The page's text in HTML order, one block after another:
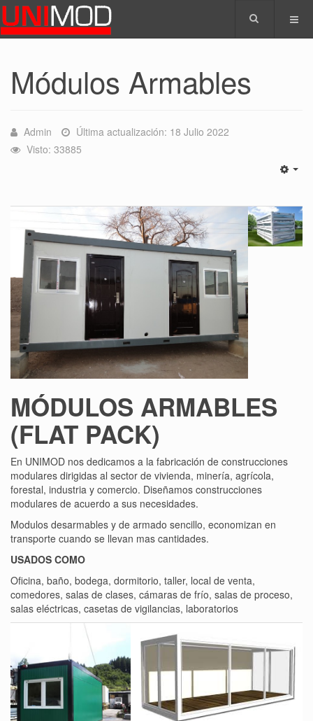
Módulos Armables
Admin
Última actualización: 18 Julio 2022
Visto: 33885
MÓDULOS ARMABLES
(FLAT PACK)
En UNIMOD nos dedicamos a la fabricación de construcciones
modulares dirigidas al sector de vivienda, minería, agrícola,
forestal, industria y comercio. Diseñamos construcciones
modulares de acuerdo a sus necesidades.
Modulos desarmables y de armado sencillo, economizan en
transporte cuando se llevan mas cantidades.
USADOS COMO
Oficina, baño, bodega, dormitorio, taller, local de venta,
comedores, salas de clases, cámaras de frío, salas de proceso,
salas eléctricas, casetas de vigilancias, laboratorios